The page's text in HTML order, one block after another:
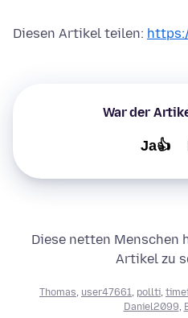
Diesen Artikel teilen:
War der
Ja👍
Diese netten Menschen
Artikel zu
Thomas user47661 pollti
Daniel2099